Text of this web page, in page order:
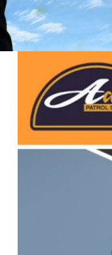
PREGUNTAS FRECUENTES
CONTÁCTANOS